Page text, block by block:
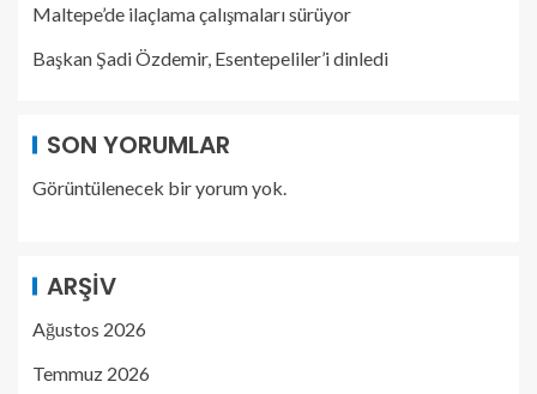
Maltepe’de ilaçlama çalışmaları sürüyor
Başkan Şadi Özdemir, Esentepeliler’i dinledi
SON YORUMLAR
Görüntülenecek bir yorum yok.
ARŞIV
Ağustos 2026
Temmuz 2026